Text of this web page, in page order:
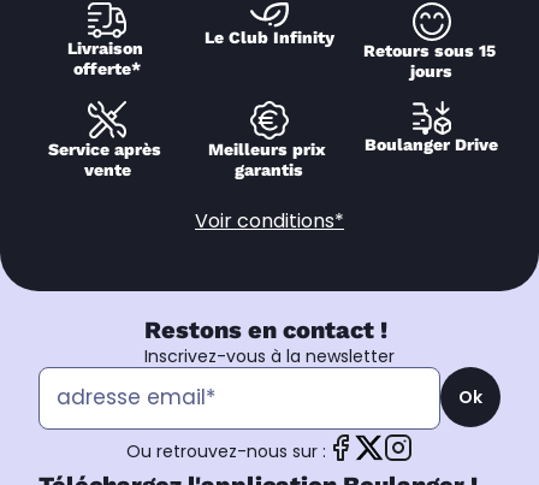
Livraison
offerte*
Le Club Infinity
Retours sous 15
jours
Service après
vente
Meilleurs prix
garantis
Boulanger Drive
Voir conditions*
Restons en contact !
Inscrivez-vous à la newsletter
Ok
Ou retrouvez-nous sur :